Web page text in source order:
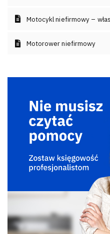
Motocykl niefirmowy –
Motorower niefirmowy